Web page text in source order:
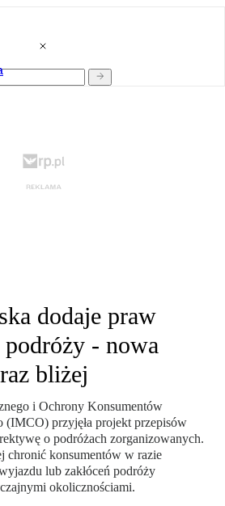
dodaje praw
- nowa
bliżej
i Ochrony Konsumentów
(IMCO) przyjęła projekt przepisów
o podróżach zorganizowanych.
chronić konsumentów w razie
lub zakłóceń podróży
okolicznościami.